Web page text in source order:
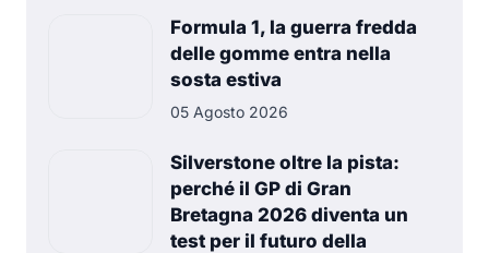
Formula 1, la guerra fredda
delle gomme entra nella
sosta estiva
05 Agosto 2026
Silverstone oltre la pista:
perché il GP di Gran
Bretagna 2026 diventa un
test per il futuro della